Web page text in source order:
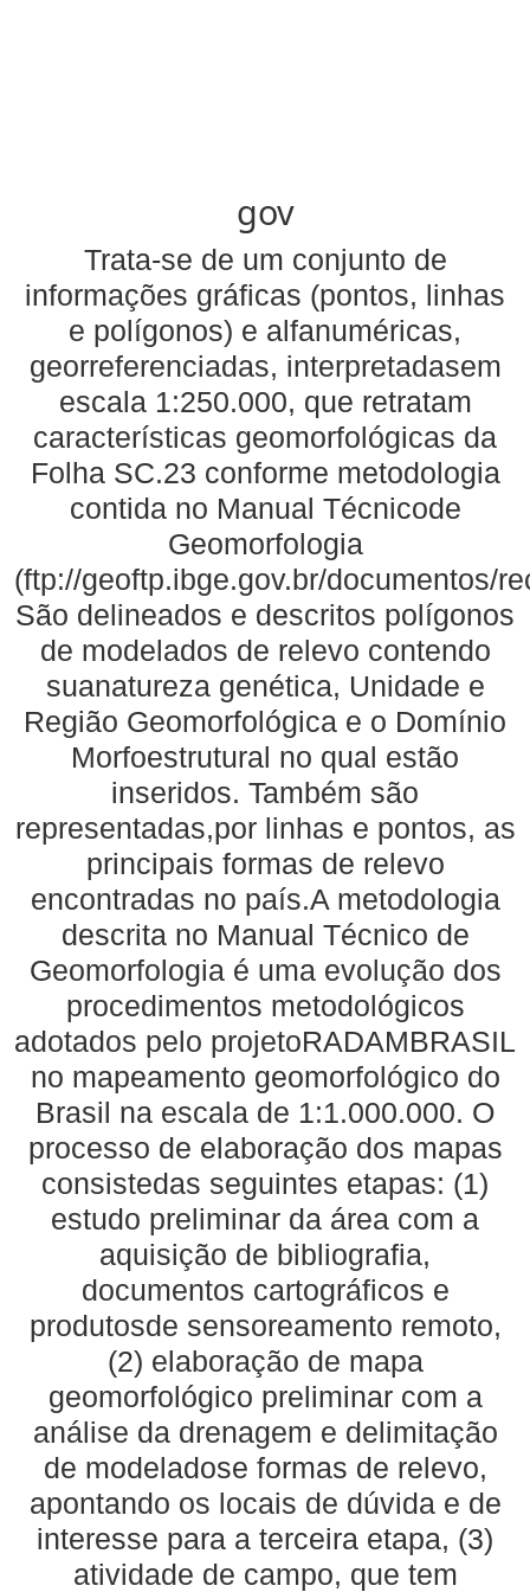
gov
Trata-se de um conjunto de
informações gráficas (pontos, linhas
e polígonos) e alfanuméricas,
georreferenciadas, interpretadasem
escala 1:250.000, que retratam
características geomorfológicas da
Folha SC.23 conforme metodologia
contida no Manual Técnicode
Geomorfologia
(ftp://geoftp.ibge.gov.br/documentos/
São delineados e descritos polígonos
de modelados de relevo contendo
suanatureza genética, Unidade e
Região Geomorfológica e o Domínio
Morfoestrutural no qual estão
inseridos. Também são
representadas,por linhas e pontos, as
principais formas de relevo
encontradas no país.A metodologia
descrita no Manual Técnico de
Geomorfologia é uma evolução dos
procedimentos metodológicos
adotados pelo projetoRADAMBRASIL
no mapeamento geomorfológico do
Brasil na escala de 1:1.000.000. O
processo de elaboração dos mapas
consistedas seguintes etapas: (1)
estudo preliminar da área com a
aquisição de bibliografia,
documentos cartográficos e
produtosde sensoreamento remoto,
(2) elaboração de mapa
geomorfológico preliminar com a
análise da drenagem e delimitação
de modeladose formas de relevo,
apontando os locais de dúvida e de
interesse para a terceira etapa, (3)
atividade de campo, que tem